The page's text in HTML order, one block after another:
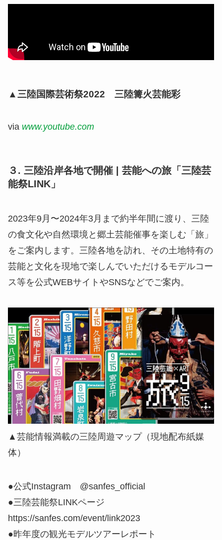
▲三陸国際芸術祭2022 三陸篝火芸能彩
via www.youtube.com
３. 三陸沿岸各地で開催 | 芸能への旅「三陸芸
能祭LINK」
2023年9月〜2024年3月まで約半年間に渡り、三陸
の⾷⽂化や自然環境と郷土芸能催事を楽しむ「旅」
をご案内します。三陸各地を訪れ、その土地特有の
芸能と文化を現地で楽しんでいただけるモデルコー
ス等を公式WEBサイトやSNSなどでご案内。
▲芸能情報満載の三陸周遊マップ（現地配布紙媒
体）
●公式Instagram @sanfes_official
●三陸芸能祭LINKページ
https://sanfes.com/event/link2023
●昨年度の観光モデルツアーレポート